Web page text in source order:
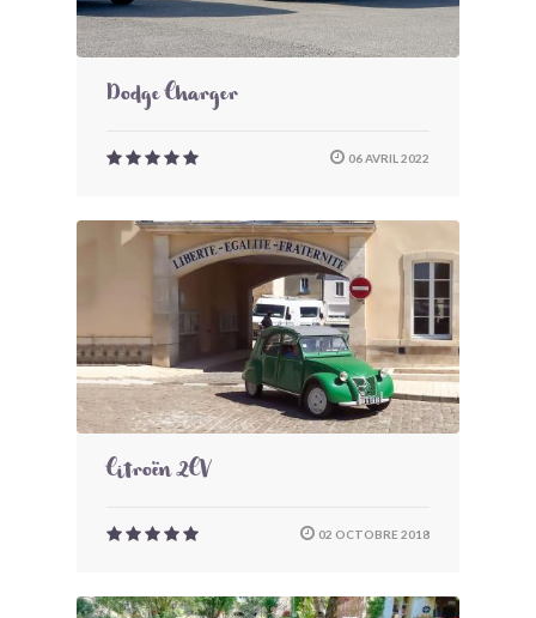
Dodge Charger
06 AVRIL 2022
Citroën 2CV
02 OCTOBRE 2018